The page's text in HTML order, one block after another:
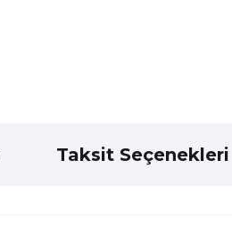
Taksit Seçenekleri